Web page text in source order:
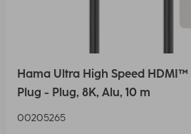
Hama Ultra High Speed HDMI™
Plug - Plug, 8K, Alu, 10 m
00205265